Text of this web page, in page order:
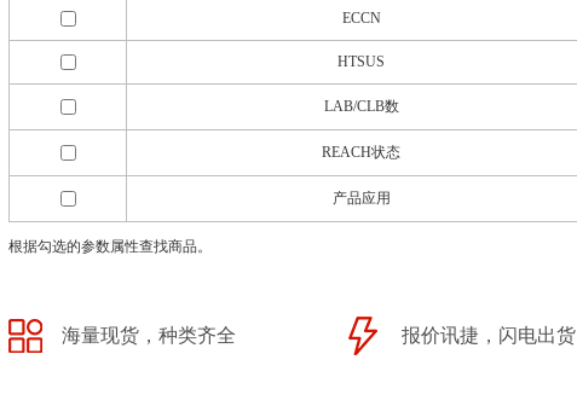
ECCN
HTSUS
LAB/CLB数
REACH状态
产品应用
根据勾选的参数属性查找商品。
海量现货，种类齐全 报价讯捷，闪电出货